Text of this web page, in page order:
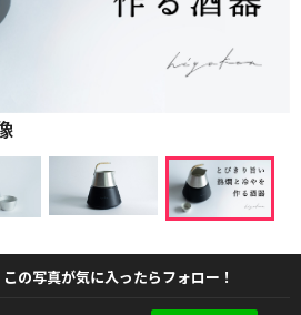
この写真が気に入ったらフォロー！